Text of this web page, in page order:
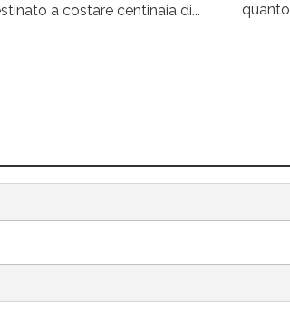
a costare centinaia di...
quanto